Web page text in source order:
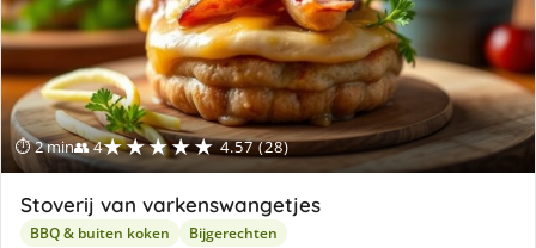
⏱ 2 min👥 4★★★★★ 4.57 (28)
Stoverij van varkenswangetjes
BBQ & buiten koken Bijgerechten